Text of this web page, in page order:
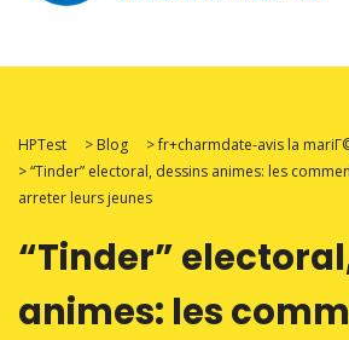
HPTest > Blog >fr+charmdate-avis la
>“Tinder” electoral, dessins animes: les
arreter leurs jeunes
“Tinder”
animes: les